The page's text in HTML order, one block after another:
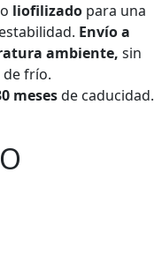
liofilizado para una
Envío a
ambiente, sin
de frío.
mesesde caducidad.